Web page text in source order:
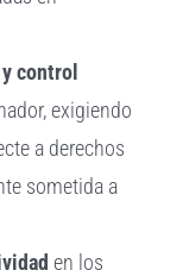
control
exigiendo
a derechos
sometida a
en los